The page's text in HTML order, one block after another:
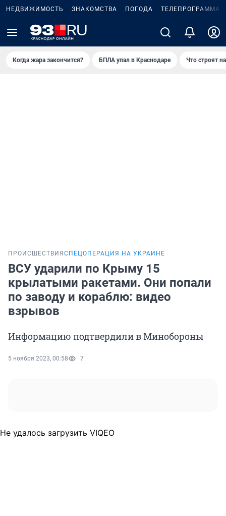
НЕДВИЖИМОСТЬ ЗНАКОМСТВА ПОГОДА ТЕЛЕПРОГРАММА
Когда жара закончится? БПЛА упал в Краснодаре Что строят
ПРОИСШЕСТВИЯ СПЕЦОПЕРАЦИЯ НА УКРАИНЕ
ВСУ ударили по Крыму 15
крылатыми ракетами. Они попали
по заводу и кораблю: видео
взрывов
Информацию подтвердили в Минобороны
5 ноября 2023, 00:58 7
Не удалось загрузить VIQEO